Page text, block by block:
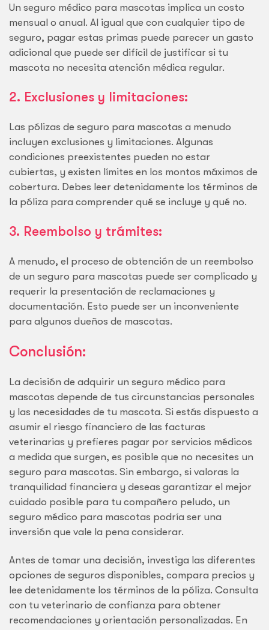
Un seguro médico para mascotas implica un costo
mensual o anual. Al igual que con cualquier tipo de
seguro, pagar estas primas puede parecer un gasto
adicional que puede ser difícil de justificar si tu
mascota no necesita atención médica regular.
2. Exclusiones y limitaciones:
Las pólizas de seguro para mascotas a menudo
incluyen exclusiones y limitaciones. Algunas
condiciones preexistentes pueden no estar
cubiertas, y existen límites en los montos máximos de
cobertura. Debes leer detenidamente los términos de
la póliza para comprender qué se incluye y qué no.
3. Reembolso y trámites:
A menudo, el proceso de obtención de un reembolso
de un seguro para mascotas puede ser complicado y
requerir la presentación de reclamaciones y
documentación. Esto puede ser un inconveniente
para algunos dueños de mascotas.
Conclusión:
La decisión de adquirir un seguro médico para
mascotas depende de tus circunstancias personales
y las necesidades de tu mascota. Si estás dispuesto a
asumir el riesgo financiero de las facturas
veterinarias y prefieres pagar por servicios médicos
a medida que surgen, es posible que no necesites un
seguro para mascotas. Sin embargo, si valoras la
tranquilidad financiera y deseas garantizar el mejor
cuidado posible para tu compañero peludo, un
seguro médico para mascotas podría ser una
inversión que vale la pena considerar.
Antes de tomar una decisión, investiga las diferentes
opciones de seguros disponibles, compara precios y
lee detenidamente los términos de la póliza. Consulta
con tu veterinario de confianza para obtener
recomendaciones y orientación personalizadas. En